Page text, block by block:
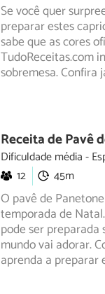
Se você quer
preparar estes
sabe que as cores
TudoReceitas.com
sobremesa. Confira
Receita de Pavê
Dificuldade média
12
45m
O pavê de
temporada de
pode ser preparada
mundo vai adorar.
aprenda a preparar